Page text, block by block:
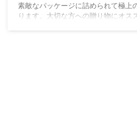
素敵なパッケージに詰められて極上
ります。大切な方への贈り物にオス